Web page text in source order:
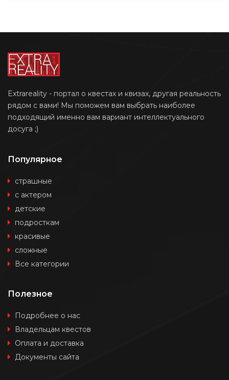
Extrareality - портал о квестах и квизах, другая реальность
рядом с вами! Мы поможем вам выбрать наиболее
подходящий именно вам вариант интеллектуального
досуга ;)
Популярное
страшные
с актером
детские
подросткам
красивые
сложные
Все категории
Полезное
Подробнее о нас
Владельцам квестов
Оплата и доставка
Документы сайта